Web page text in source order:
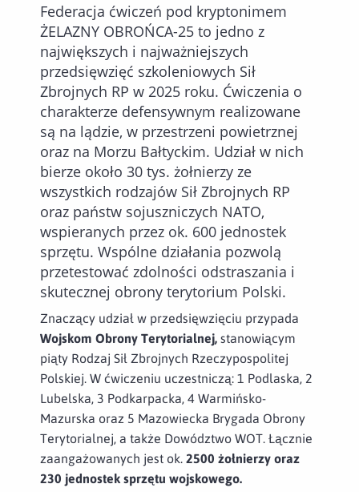
Federacja ćwiczeń pod kryptonimem
ŻELAZNY OBROŃCA-25 to jedno z
największych i najważniejszych
przedsięwzięć szkoleniowych Sił
Zbrojnych RP w 2025 roku. Ćwiczenia o
charakterze defensywnym realizowane
są na lądzie, w przestrzeni powietrznej
oraz na Morzu Bałtyckim. Udział w nich
bierze około 30 tys. żołnierzy ze
wszystkich rodzajów Sił Zbrojnych RP
oraz państw sojuszniczych NATO,
wspieranych przez ok. 600 jednostek
sprzętu. Wspólne działania pozwolą
przetestować zdolności odstraszania i
skutecznej obrony terytorium Polski.
Znaczący udział w przedsięwzięciu przypada
Wojskom Obrony Terytorialnej, stanowiącym
piąty Rodzaj Sił Zbrojnych Rzeczypospolitej
Polskiej. W ćwiczeniu uczestniczą: 1 Podlaska, 2
Lubelska, 3 Podkarpacka, 4 Warmińsko-
Mazurska oraz 5 Mazowiecka Brygada Obrony
Terytorialnej, a także Dowództwo WOT. Łącznie
zaangażowanych jest ok. 2500 żołnierzy oraz
230 jednostek sprzętu wojskowego.